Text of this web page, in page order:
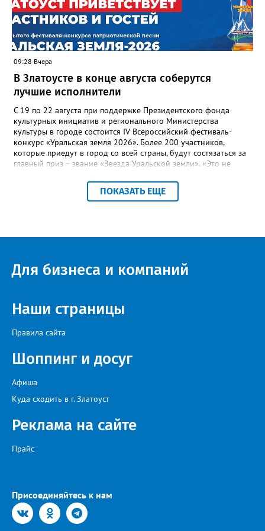
Госжилинспекции, службы должны действовать слаженно. И
оперативно делиться информацией со всеми
заинтересованными – от поставщика тепла до конечных
потребителей.
09:28 Вчера
В Златоусте в конце августа соберутся
лучшие исполнители
С 19 по 22 августа при поддержке Президентского фонда
культурных инициатив и регионального Министерства
культуры в городе состоится IV Всероссийский фестиваль-
конкурс «Уральская земля 2026». Более 200 участников,
которые приедут в город со всей страны, будут состязаться за
главный приз – звание «Звезда Уральской земли». «Это не
прослушивания участников, мастер-классы от ведущих
наставников, выступления победителей прошлых лет и
Челябинской, Свердловской, Курганской, Оренбургской
идейный вдохновитель, организатор фестиваля, эстрадный
певец, победитель главного патриотического конкурса страны
искусства «Золотая лира», участник телевизионных проектов
на Первом канале, обладатель звания «Голос страны» Алексей
ПОКАЗАТЬ ЕЩЕ
Для бизнеса и компаний
Наши страницы
Правила сайта
Шоппинг и досуг
Афиша
Куда сходить в г. Златоуст
Реклама на сайте
Прайс
Присоединяйтесь к нам